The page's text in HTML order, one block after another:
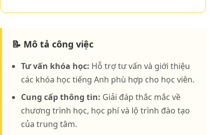
📝 Mô tả công việc
Tư vấn khóa học: Hỗ trợ tư vấn và giới thiệu
các khóa học tiếng Anh phù hợp cho học viên.
Cung cấp thông tin: Giải đáp thắc mắc về
chương trình học, học phí và lộ trình đào tạo
của trung tâm.